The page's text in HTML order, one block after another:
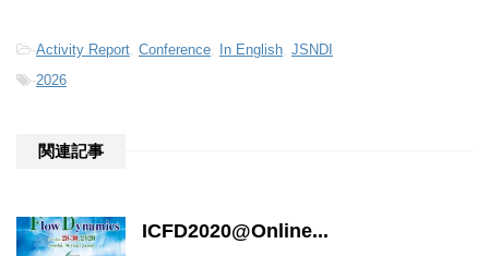
-Activity Report Conference In English JSNDI
-2026
関連記事
ICFD2020@Online...